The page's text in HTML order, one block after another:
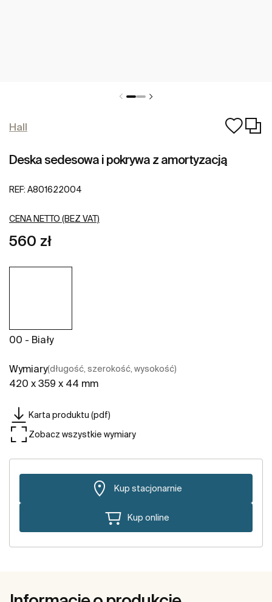
Hall
Deska sedesowa i pokrywa z amortyzacją
REF: A801622004
CENA NETTO (BEZ VAT)
560 zł
00 - Biały
Wymiary(długość, szerokość, wysokość)
420 x 359 x 44 mm
Karta produktu (pdf)
Zobacz wszystkie wymiary
Kup stacjonarnie
Kup online